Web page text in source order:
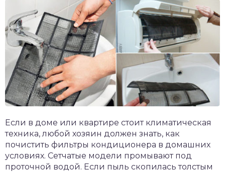
Если в доме или квартире стоит климатическая
техника, любой хозяин должен знать, как
почистить фильтры кондиционера в домашних
условиях. Сетчатые модели промывают под
проточной водой. Если пыль скопилась толстым